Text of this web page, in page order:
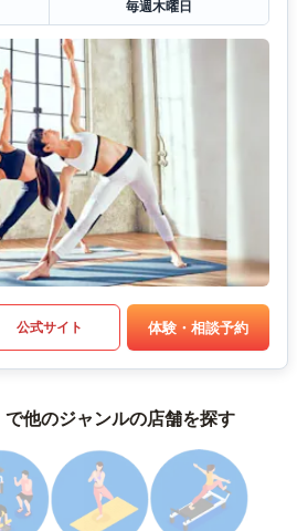
毎週木曜日
公式サイト 体験・相談予約
他のジャンルの店舗を探す